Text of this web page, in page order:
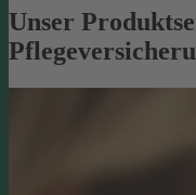
Unser